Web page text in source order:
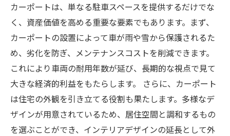
カーポートは、単なる駐車スペースを提供するだけでな
く、資産価値を高める重要な要素でもあります。まず、
カーポートの設置によって車が雨や雪から保護されるた
め、劣化を防ぎ、メンテナンスコストを削減できます。
これにより車両の耐用年数が延び、長期的な視点で見て
大きな経済的利益をもたらします。 さらに、カーポート
は住宅の外観を引き立てる役割も果たします。多様なデ
ザインが用意されているため、居住空間と調和するもの
を選ぶことができ、インテリアデザインの延長として外